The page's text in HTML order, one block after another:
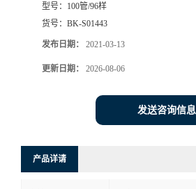
型号： 100管/96样
货号： BK-S01443
发布日期： 2021-03-13
更新日期： 2026-08-06
发送咨询信息
产品详请